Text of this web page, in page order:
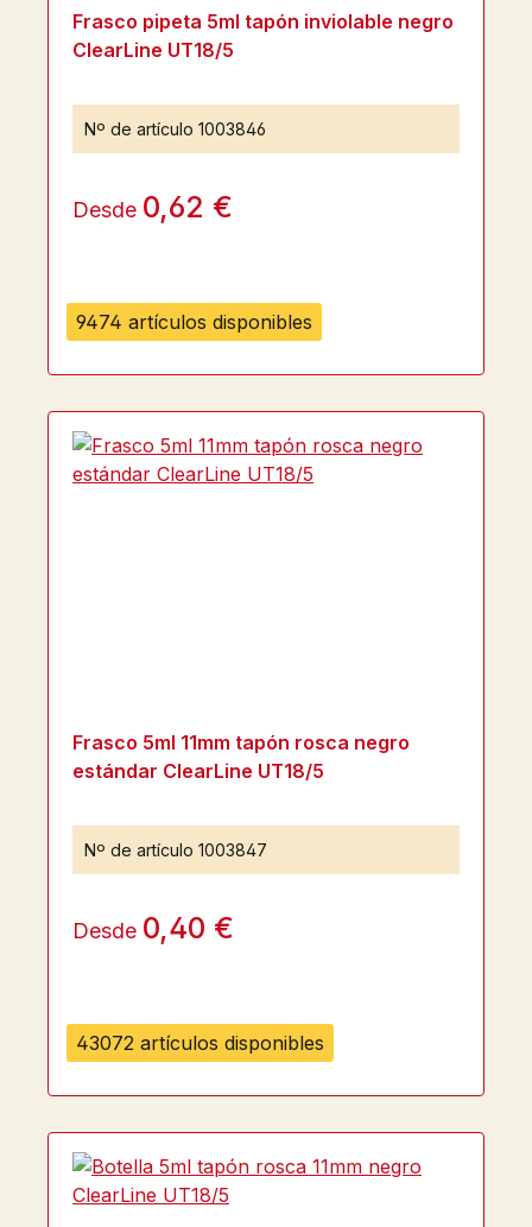
9474 artículos disponibles
Frasco pipeta 5ml tapón inviolable negro
ClearLine UT18/5
Nº de artículo 1003846
Desde 0,62 €
43072 artículos disponibles
Frasco 5ml 11mm tapón rosca negro
estándar ClearLine UT18/5
Nº de artículo 1003847
Desde 0,40 €